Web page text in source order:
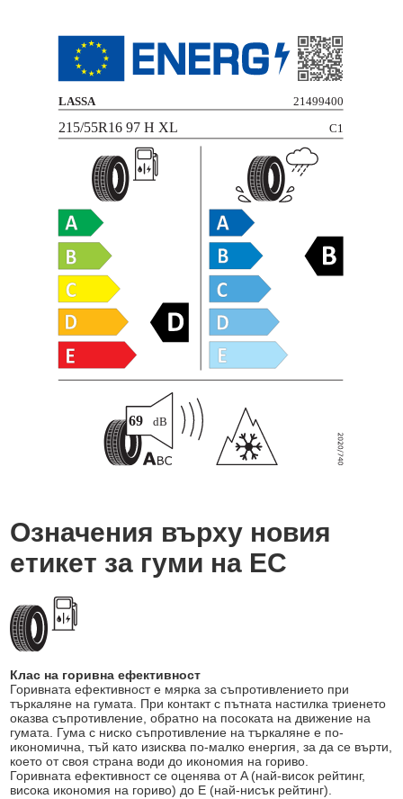
Означения върху новия
етикет за гуми на ЕС
Клас на горивна ефективност
Горивната ефективност е мярка за съпротивлението при
търкаляне на гумата. При контакт с пътната настилка триенето
оказва съпротивление, обратно на посоката на движение на
гумата. Гума с ниско съпротивление на търкаляне е по-
икономична, тъй като изисква по-малко енергия, за да се върти,
което от своя страна води до икономия на гориво.
Горивната ефективност се оценява от A (най-висок рейтинг,
висока икономия на гориво) до E (най-нисък рейтинг).